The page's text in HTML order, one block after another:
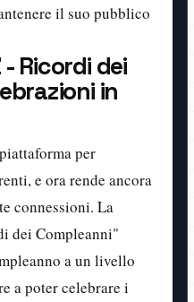
il suo pubblico
Ricordi dei
in
per
e ora rende ancora
connessioni. La
dei Compleanni"
a un livello
a poter celebrare i